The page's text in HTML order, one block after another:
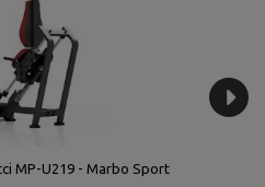
MP-U219 - Marbo Sport